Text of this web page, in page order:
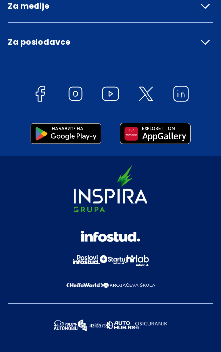
Za medije
Za poslodavce